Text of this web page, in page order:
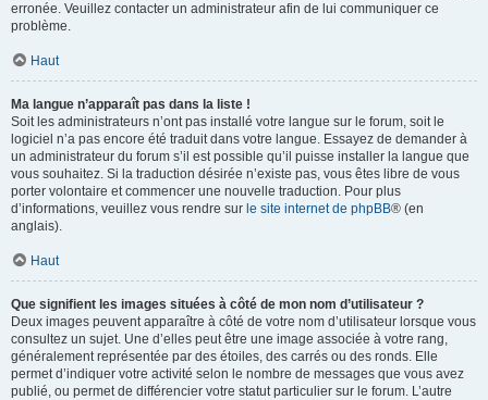
erronée. Veuillez contacter un administrateur afin de lui communiquer ce
problème.
Haut
Ma langue n’apparaît pas dans la liste !
Soit les administrateurs n’ont pas installé votre langue sur le forum, soit le
logiciel n’a pas encore été traduit dans votre langue. Essayez de demander à
un administrateur du forum s’il est possible qu’il puisse installer la langue que
vous souhaitez. Si la traduction désirée n’existe pas, vous êtes libre de vous
porter volontaire et commencer une nouvelle traduction. Pour plus
d’informations, veuillez vous rendre sur le site internet de phpBB® (en
anglais).
Haut
Que signifient les images situées à côté de mon nom d’utilisateur ?
Deux images peuvent apparaître à côté de votre nom d’utilisateur lorsque vous
consultez un sujet. Une d’elles peut être une image associée à votre rang,
généralement représentée par des étoiles, des carrés ou des ronds. Elle
permet d’indiquer votre activité selon le nombre de messages que vous avez
publié, ou permet de différencier votre statut particulier sur le forum. L’autre